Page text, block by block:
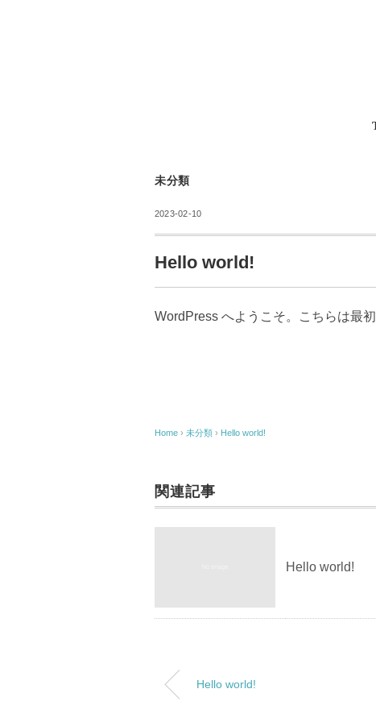
未分類
2023-02-10
Hello world!
WordPress へようこそ。こちらは最
Home › 未分類 › Hello world!
関連記事
Hello world!
Hello world!